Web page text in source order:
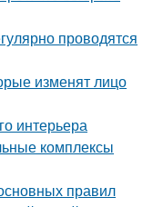
проводятся
изменят лицо
интерьера
комплексы
правил